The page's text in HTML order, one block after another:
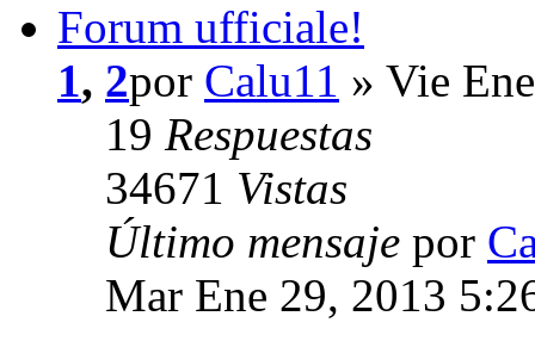
Forum ufficiale!
1, 2por Calu11 » Vie
19 Respuestas
34671 Vistas
Último mensaje por
Mar Ene 29, 2013